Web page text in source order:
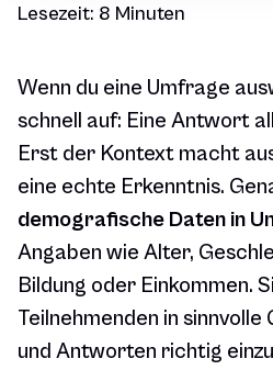
Lesezeit: 8 Minuten
Wenn du eine Umfrage
schnell auf: Eine Antwort
Erst der Kontext macht
eine echte Erkenntnis.
demografische Daten in
Angaben wie Alter,
Bildung oder Einkommen.
Teilnehmenden in sinnvolle
und Antworten richtig